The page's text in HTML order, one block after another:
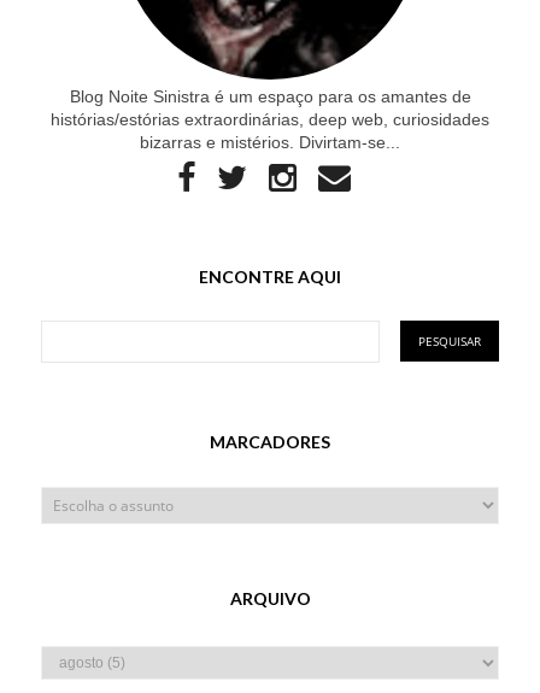
Blog Noite Sinistra é um espaço para os amantes de
histórias/estórias extraordinárias, deep web, curiosidades
bizarras e mistérios. Divirtam-se...
ENCONTRE AQUI
MARCADORES
ARQUIVO